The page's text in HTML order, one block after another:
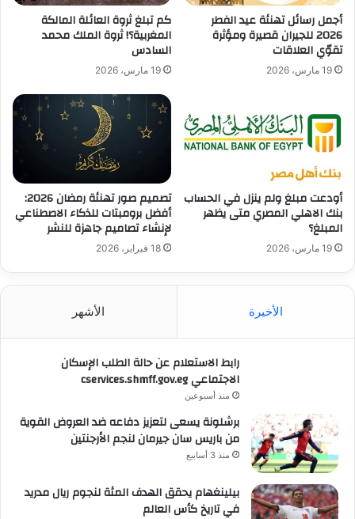
أجمل رسائل تهنئة عيد الفطر
2026 للجيران قصيرة ومؤثرة
تقوّي العلاقات
19 مارس، 2026
كم تبلغ ثروة العائلة المالكة
المغربية؟! ثروة الملك محمد
السادس
19 مارس، 2026
أودعت مبلغ ولم ينزل في الحساب
بنك الاهلي المصري متى يظهر
المبلغ؟
19 مارس، 2026
تصميم صور تهنئة رمضان 2026:
أفضل برومبتات للذكاء الاصطناعي
لإنشاء تصاميم جاهزة للنشر
18 فبراير، 2026
الأخيرة الأشهر
رابط الاستعلام عن حالة الطلب الإسكان
الاجتماعي cservices.shmff.gov.eg
منذ أسبوعين
برشلونة يسعى لتعزيز دفاعه ضد العروض القوية
من باريس سان جيرمان لنجم الأرجنتين
منذ 3 أسابيع
بيلينغهام يحقق الهدف المئة لنجوم ريال مدريد
في تاريخ كأس العالم